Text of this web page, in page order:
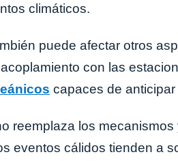
climáticos.
puede afectar otros
con las
capaces de
reemplaza los
eventos cálidos tienden a